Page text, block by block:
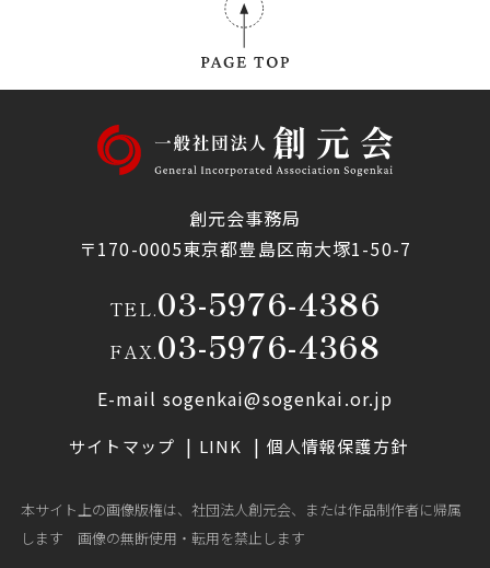
創元会事務局
〒170-0005東京都豊島区南大塚1-50-7
TEL.03-5976-4386
FAX.03-5976-4368
E-mail sogenkai@sogenkai.or.jp
サイトマップ LINK 個人情報保護方針
本サイト上の画像版権は、社団法人創元会、または作品制作者に帰属
します 画像の無断使用・転用を禁止します